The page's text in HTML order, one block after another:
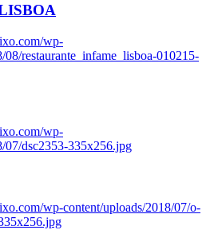
wp-
08/restaurante_infame_lisboa-010215-
wp-
07/dsc2353-335x256.jpg
wp-content/uploads/2018/07/o-